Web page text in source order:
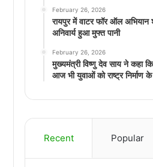
February 26, 2026
रायपुर में वाटर फॉर ऑल
अनिवार्य हुआ मुफ्त पानी
February 26, 2026
मुख्यमंत्री विष्णु देव साय ने कहा
आज भी युवाओं को राष्ट्र निर्माण
Recent Popular